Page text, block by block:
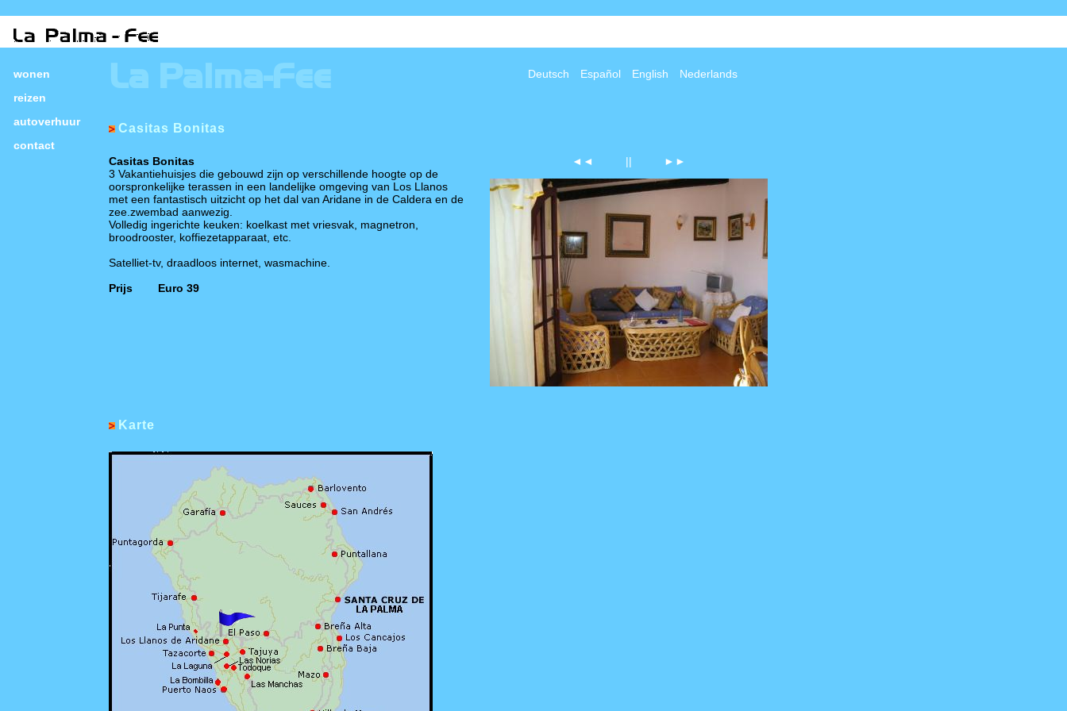
Deutsch Español English Nederlands
wonen
reizen
autoverhuur
contact
La Palma-Fee
Casitas Bonitas
Casitas Bonitas
3 Vakantiehuisjes die gebouwd zijn op verschillende hoogte op de
oorspronkelijke terassen in een landelijke omgeving van Los Llanos
met een fantastisch uitzicht op het dal van Aridane in de Caldera en de
zee. zwembad aanwezig.
Volledig ingerichte keuken: koelkast met vriesvak , magnetron,
broodrooster, koffiezetapparaat , etc.
Satelliet-tv, draadloos internet, wasmachine.
Prijs Euro 39
◄◄ || ►►
Karte